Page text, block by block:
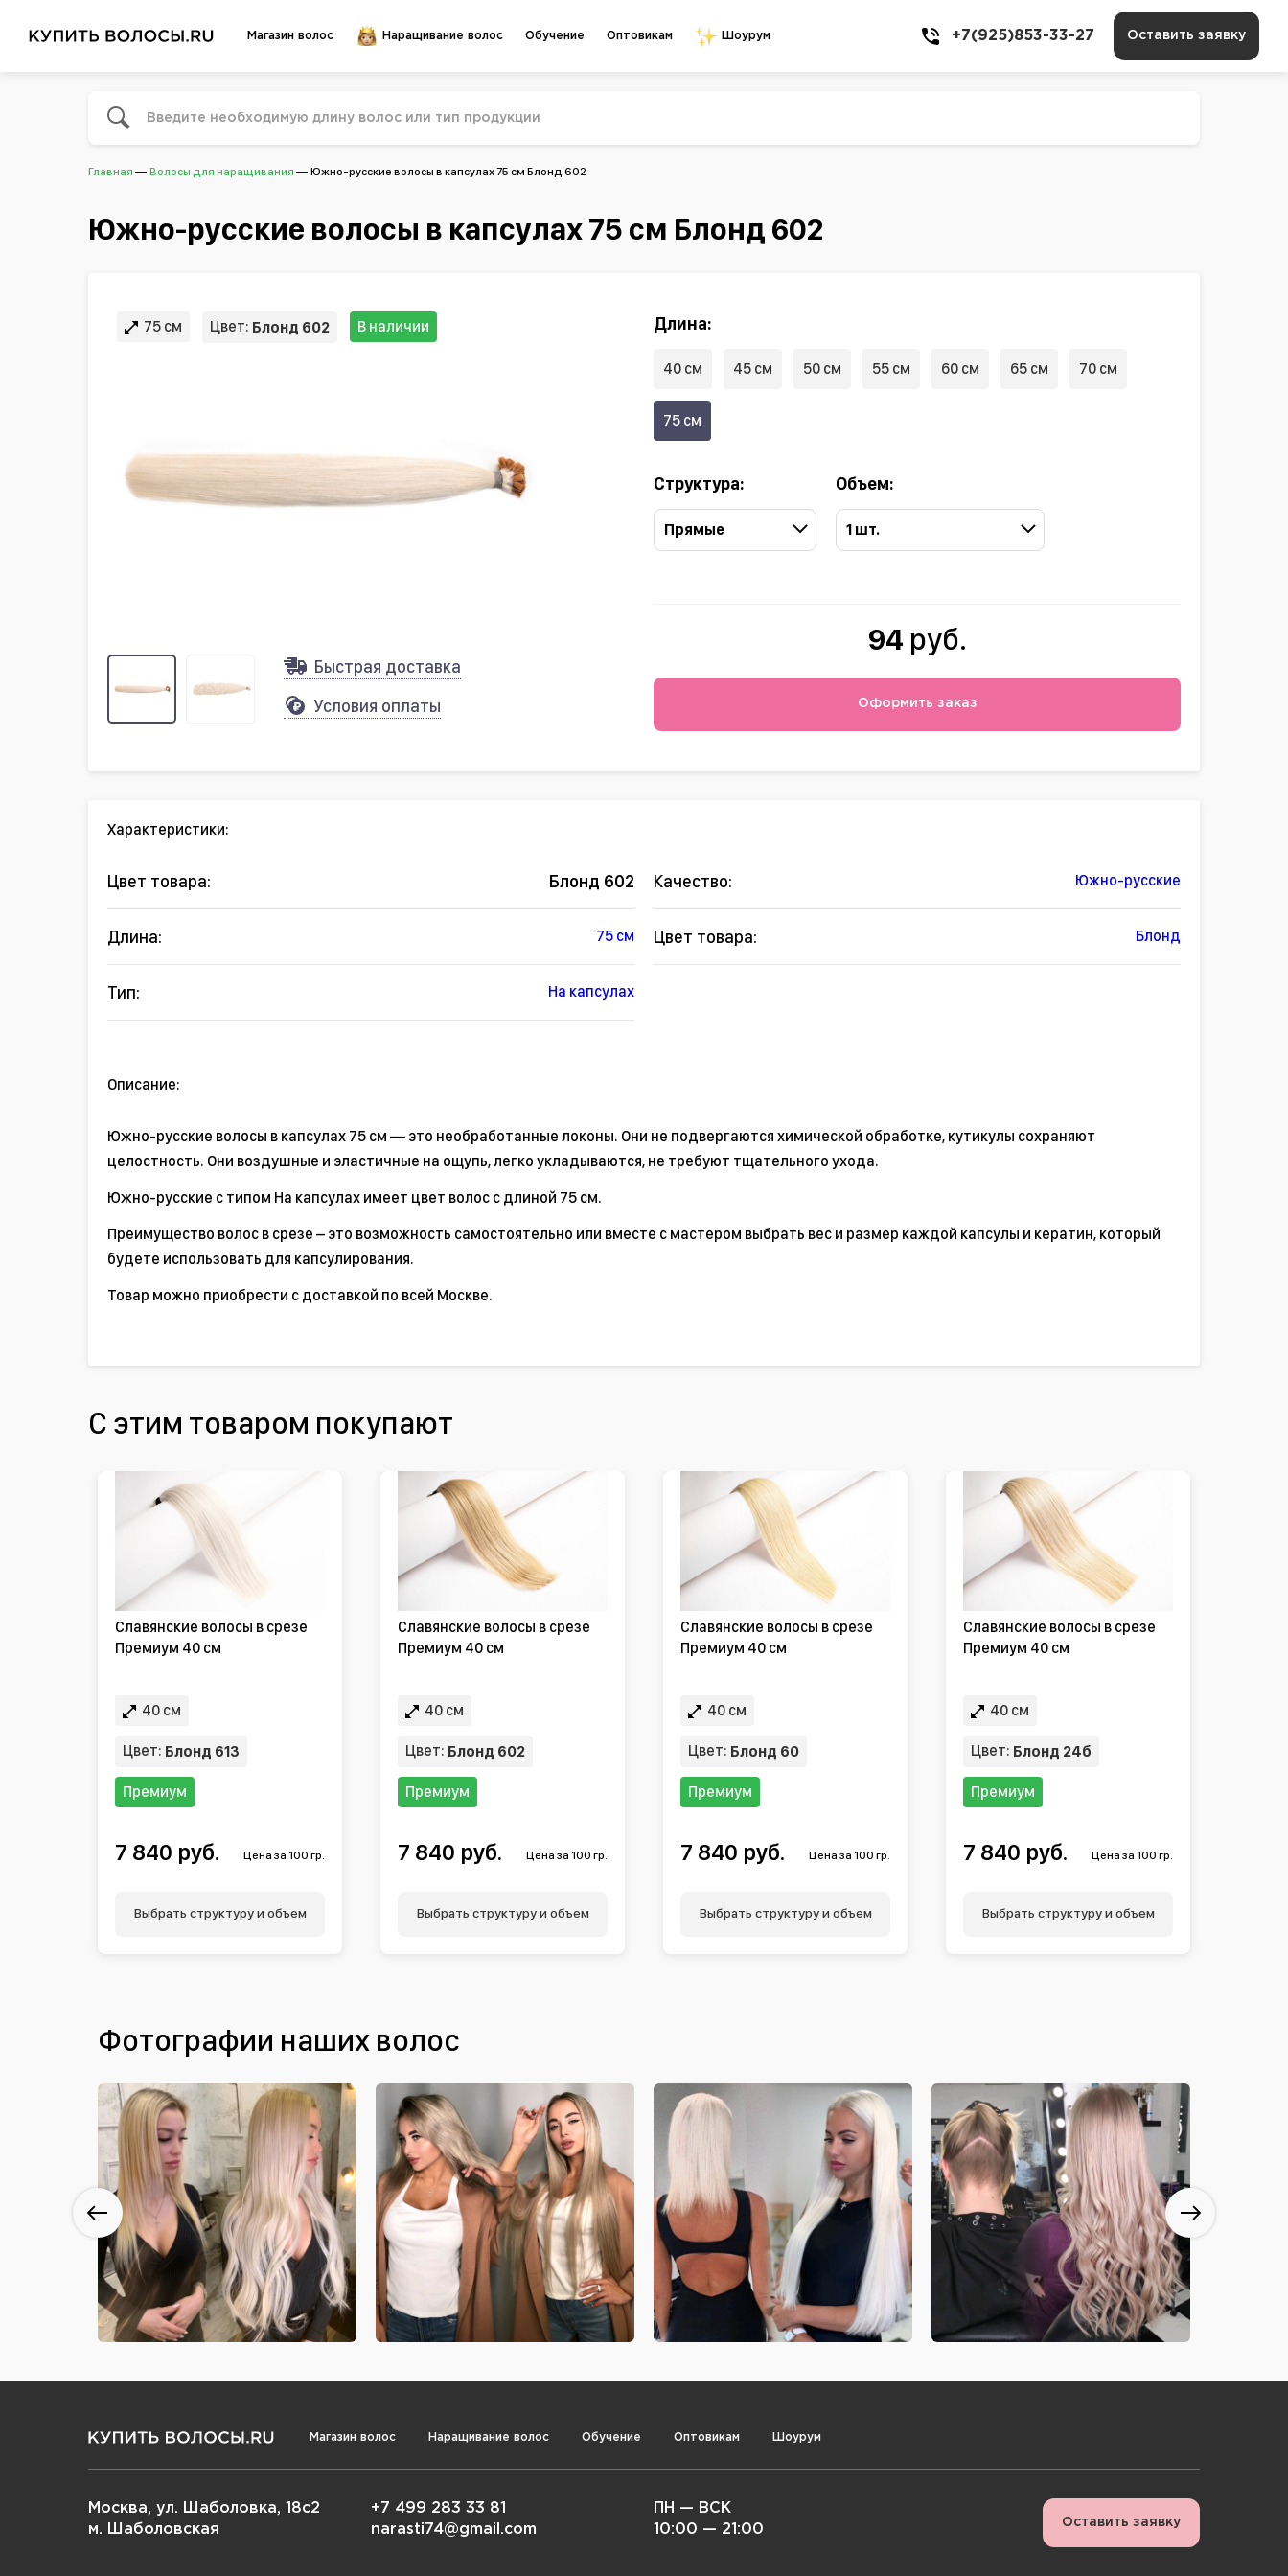
Магазин волос Наращивание волос Обучение Оптовикам Шоурум +7(925)853-33-27 Оставить заявку
Главная Волосы для наращивания Южно-русские волосы в капсулах 75 см Блонд 602
Южно-русские волосы в капсулах 75 см Блонд 602
75 см Цвет: Блонд 602 В наличии
Быстрая доставка
Условия оплаты
Длина:
40 см 45 см 50 см 55 см 60 см 65 см 70 см
75 см
Структура:
Прямые
Объем:
1 шт.
94 руб.
Оформить заказ
Характеристики:
Цвет товара: Блонд 602 Качество: Южно-русские
Длина: 75 см Цвет товара: Блонд
Тип: На капсулах
Описание:
Южно-русские волосы в капсулах 75 см — это необработанные локоны. Они не подвергаются химической обработке, кутикулы сохраняют
целостность. Они воздушные и эластичные на ощупь, легко укладываются, не требуют тщательного ухода.
Южно-русские с типом На капсулах имеет цвет волос с длиной 75 см.
Преимущество волос в срезе – это возможность самостоятельно или вместе с мастером выбрать вес и размер каждой капсулы и кератин, который
будете использовать для капсулирования.
Товар можно приобрести с доставкой по всей Москве.
С этим товаром покупают
Славянские волосы в срезе
Премиум 40 см
40 см
Цвет: Блонд 613
Премиум
7 840 руб. Цена за 100 гр.
Выбрать структуру и объем
Славянские волосы в срезе
Премиум 40 см
40 см
Цвет: Блонд 602
Премиум
7 840 руб. Цена за 100 гр.
Выбрать структуру и объем
Славянские волосы в срезе
Премиум 40 см
40 см
Цвет: Блонд 60
Премиум
7 840 руб. Цена за 100 гр.
Выбрать структуру и объем
Славянские волосы в срезе
Премиум 40 см
40 см
Цвет: Блонд 24б
Премиум
7 840 руб. Цена за 100 гр.
Выбрать структуру и объем
Фотографии наших волос
Магазин волос Наращивание волос Обучение Оптовикам Шоурум
Москва, ул. Шаболовка, 18с2
м. Шаболовская
+7 499 283 33 81
narasti74@gmail.com
ПН — ВСК
10:00 — 21:00
Оставить заявку